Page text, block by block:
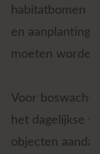
habitatbomen
en
moeten worden.
Voor
het dagelijkse
objecten